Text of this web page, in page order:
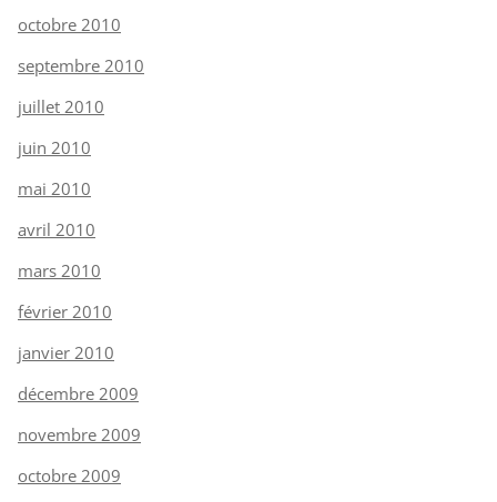
octobre 2010
septembre 2010
juillet 2010
juin 2010
mai 2010
avril 2010
mars 2010
février 2010
janvier 2010
décembre 2009
novembre 2009
octobre 2009